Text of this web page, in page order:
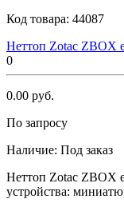
Код товара: 44087
Неттоп Zotac ZBOX
0
0.00 руб.
По запросу
Наличие: Под заказ
Неттоп Zotac ZBOX
устройства: